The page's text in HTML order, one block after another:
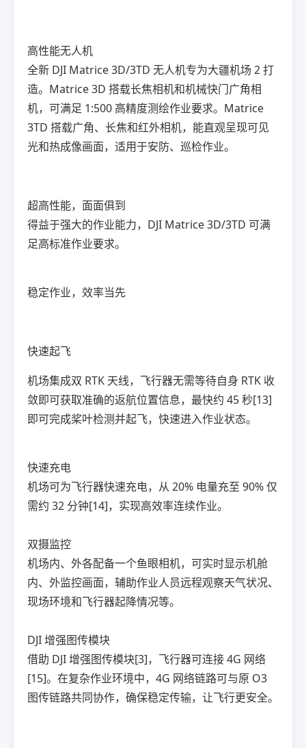
高性能无人机
全新 DJI Matrice 3D/3TD 无人机专为大疆机场 2 打
造。Matrice 3D 搭载长焦相机和机械快门广角相
机，可满足 1:500 高精度测绘作业要求。Matrice
3TD 搭载广角、长焦和红外相机，能直观呈现可见
光和热成像画面，适用于安防、巡检作业。
超高性能，面面俱到
得益于强大的作业能力，DJI Matrice 3D/3TD 可满
足高标准作业要求。
稳定作业，效率当先
快速起飞
机场集成双 RTK 天线，飞行器无需等待自身 RTK 收
敛即可获取准确的返航位置信息，最快约 45 秒[13]
即可完成桨叶检测并起飞，快速进入作业状态。
快速充电
机场可为飞行器快速充电，从 20% 电量充至 90% 仅
需约 32 分钟[14]，实现高效率连续作业。
双摄监控
机场内、外各配备一个鱼眼相机，可实时显示机舱
内、外监控画面，辅助作业人员远程观察天气状况、
现场环境和飞行器起降情况等。
DJI 增强图传模块
借助 DJI 增强图传模块[3]，飞行器可连接 4G 网络
[15]。在复杂作业环境中，4G 网络链路可与原 O3
图传链路共同协作，确保稳定传输，让飞行更安全。